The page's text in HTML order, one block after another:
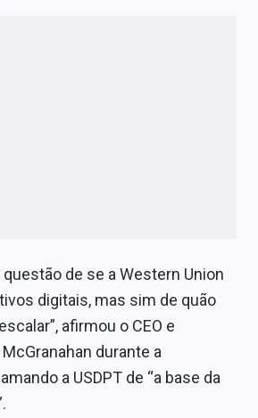
questão de se a Western Union
digitais, mas sim de quão
afirmou o CEO e
durante a
a USDPT de “a base da